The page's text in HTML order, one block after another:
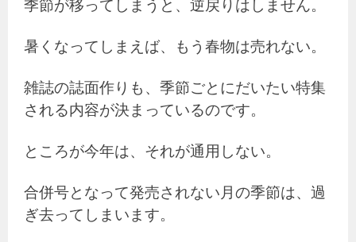
季節が移ってしまうと、逆戻りはしません。
暑くなってしまえば、もう春物は売れない。
雑誌の誌面作りも、季節ごとにだいたい特集
される内容が決まっているのです。
ところが今年は、それが通用しない。
合併号となって発売されない月の季節は、過
ぎ去ってしまいます。